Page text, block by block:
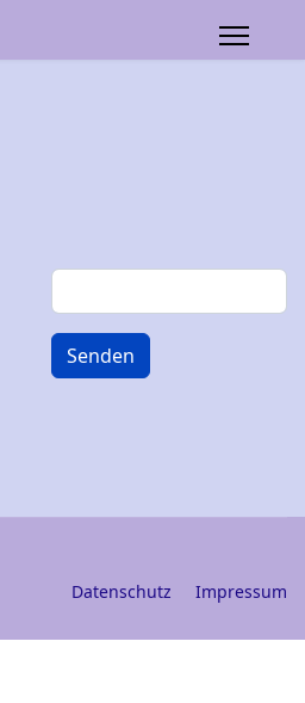
Senden
Datenschutz
Impressum